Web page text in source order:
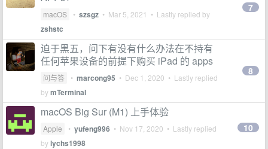
macOS • szsgz • Mar 5, 2021 • Lastly replied by
zshstc
7
迫于黑五，问下有没有什么办法在不持有
任何苹果设备的前提下购买 iPad 的 apps
问与答 • marcong95 • Dec 1, 2020 • Lastly replied
bymTerminal
8
macOS Big Sur (M1) 上手体验
Apple • yufeng996 • Nov 17, 2020 • Lastly replied
bylychs1998
10